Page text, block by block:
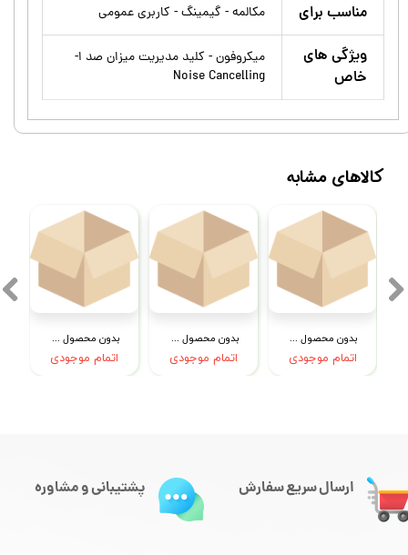
مناسب برای مکالمه - گیمینگ - کاربری عمومی
ویژگی های
خاص
میکروفون - کلید مدیریت میزان صد ا-
Noise Cancelling
بدون محصول جهت نمایش
اتمام موجودی
بدون محصول جهت نمایش
اتمام موجودی
بدون محصول جهت نمایش
اتمام موجودی
کالاهای مشابه
ارسال سریع سفارش پشتیبانی و مشاوره